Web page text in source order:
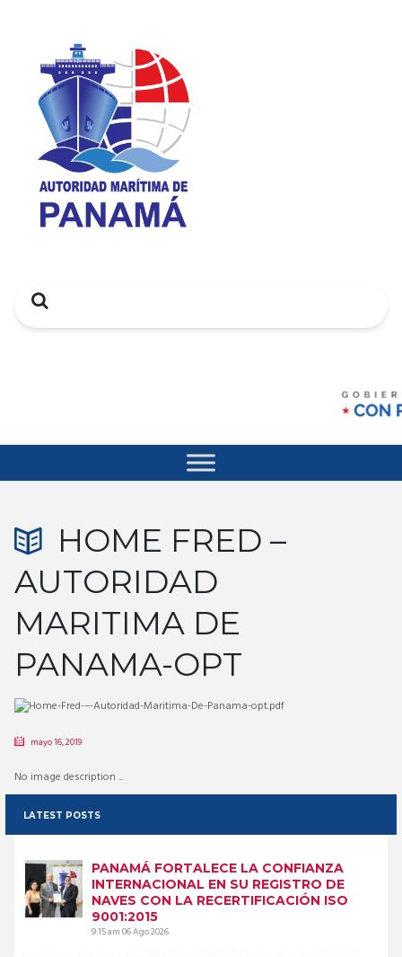
Search
HOME FRED –
AUTORIDAD
MARITIMA DE
PANAMA-OPT
mayo 16, 2019
No image description ...
LATEST POSTS
PANAMÁ FORTALECE LA CONFIANZA
INTERNACIONAL EN SU REGISTRO DE
NAVES CON LA RECERTIFICACIÓN ISO
9001:2015
9:15 am06 Ago 2026